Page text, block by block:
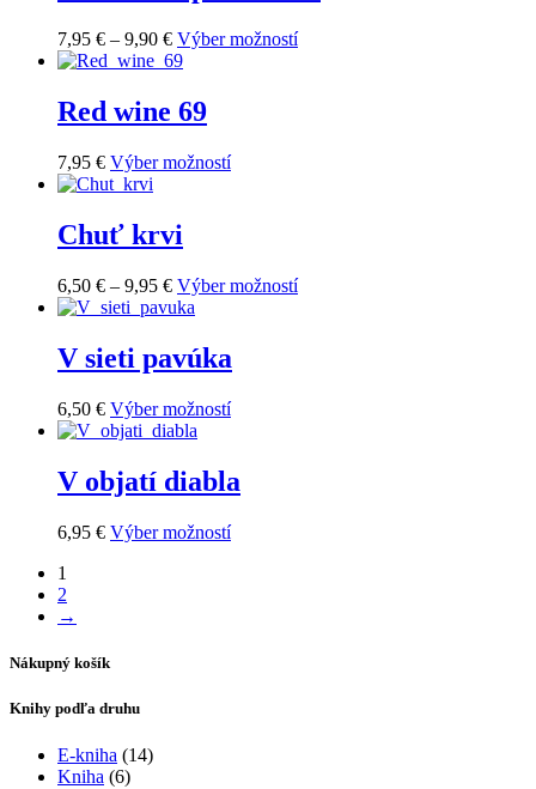
7,95 € – 9,90 €Price
range:
through
9,90 €
Výber možnostíTento
produktu.
Red wine 69
7,95 € Výber možnostíTento
si
na
stránke
produktu.
Chuť krvi
6,50 € – 9,95 €Price
range:
through
9,95 €
Výber možnostíTento
V sieti pavúka
6,50 € Výber možnostíTento
variantov.
si
V objatí diabla
6,95 € Výber možnostíTento
1
2
→
Nákupný košík
Knihy podľa druhu
E-kniha (14)
Kniha (6)